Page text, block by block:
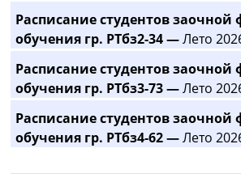
Расписание студентов
обучения гр. РТбз2-34 —Лето
Расписание студентов
обучения гр. РТбз3-73 —Лето
Расписание студентов
обучения гр. РТбз4-62 —Лето